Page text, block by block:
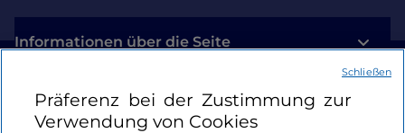
Informationen über die Seite
Nützliche Links
Präferenz bei der Zustimmung zur
Verwendung von Cookies
Schließen